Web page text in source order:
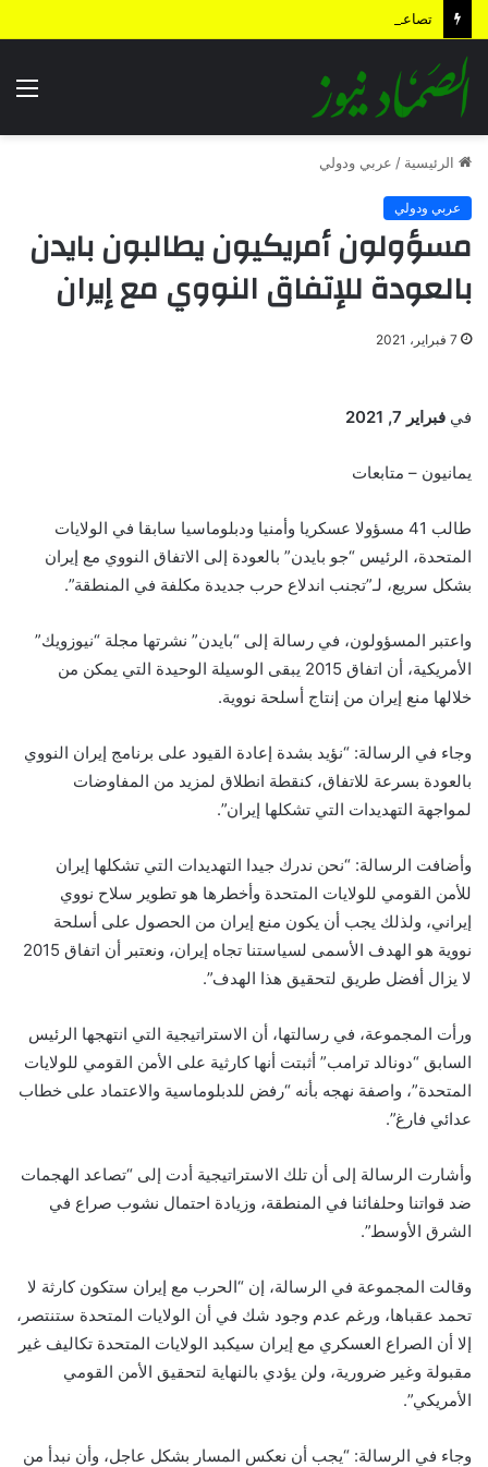
تصاعـد عمليات اليمن لـكسر الحـصار
الرئيسية / عربي ودولي
عربي ودولي
مسؤولون أمريكيون يطالبون بايدن
بالعودة للإتفاق النووي مع إيران
7 فبراير، 2021
في فبراير 7, 2021
يمانيون – متابعات
طالب 41 مسؤولا عسكريا وأمنيا ودبلوماسيا سابقا في الولايات
المتحدة، الرئيس “جو بايدن” بالعودة إلى الاتفاق النووي مع إيران
بشكل سريع، لـ”تجنب اندلاع حرب جديدة مكلفة في المنطقة”.
واعتبر المسؤولون، في رسالة إلى “بايدن” نشرتها مجلة “نيوزويك”
الأمريكية، أن اتفاق 2015 يبقى الوسيلة الوحيدة التي يمكن من
خلالها منع إيران من إنتاج أسلحة نووية.
وجاء في الرسالة: “نؤيد بشدة إعادة القيود على برنامج إيران النووي
بالعودة بسرعة للاتفاق، كنقطة انطلاق لمزيد من المفاوضات
لمواجهة التهديدات التي تشكلها إيران”.
وأضافت الرسالة: “نحن ندرك جيدا التهديدات التي تشكلها إيران
للأمن القومي للولايات المتحدة وأخطرها هو تطوير سلاح نووي
إيراني، ولذلك يجب أن يكون منع إيران من الحصول على أسلحة
نووية هو الهدف الأسمى لسياستنا تجاه إيران، ونعتبر أن اتفاق 2015
لا يزال أفضل طريق لتحقيق هذا الهدف”.
ورأت المجموعة، في رسالتها، أن الاستراتيجية التي انتهجها الرئيس
السابق “دونالد ترامب” أثبتت أنها كارثية على الأمن القومي للولايات
المتحدة”، واصفة نهجه بأنه “رفض للدبلوماسية والاعتماد على خطاب
عدائي فارغ”.
وأشارت الرسالة إلى أن تلك الاستراتيجية أدت إلى “تصاعد الهجمات
ضد قواتنا وحلفائنا في المنطقة، وزيادة احتمال نشوب صراع في
الشرق الأوسط”.
وقالت المجموعة في الرسالة، إن “الحرب مع إيران ستكون كارثة لا
تحمد عقباها، ورغم عدم وجود شك في أن الولايات المتحدة ستنتصر،
إلا أن الصراع العسكري مع إيران سيكبد الولايات المتحدة تكاليف غير
مقبولة وغير ضرورية، ولن يؤدي بالنهاية لتحقيق الأمن القومي
الأمريكي”.
وجاء في الرسالة: “يجب أن نعكس المسار بشكل عاجل، وأن نبدأ من